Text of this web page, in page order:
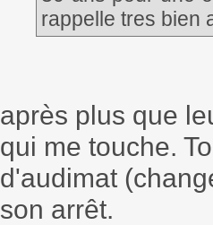
rappelle tres bien
après plus que
qui me touche.
d'audimat
son arrêt.